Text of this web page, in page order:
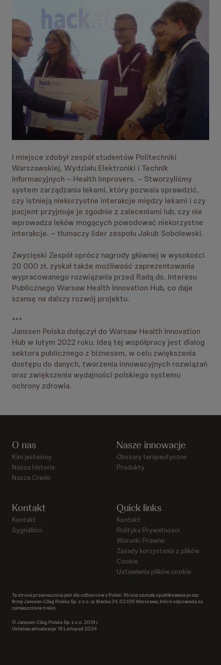
I miejsce zdobył zespół studentów Politechniki
Warszawskiej, Wydziału Elektroniki i Technik
Informacyjnych – Health Improvers. – Stworzyliśmy
system zarządzania lekami, który pozwala sprawdzić,
czy istnieją niekorzystne interakcje między lekami i czy
pacjent przyjmuje je zgodnie z zaleceniami lub, czy nie
wprowadza leków mogących powodować niekorzystne
interakcje. – tłumaczy lider zespołu Jakub Sobolewski.
Zwycięski Zespół oprócz nagrody głównej w wysokości
20 000 zł, zyskał także możliwość zaprezentowania
wypracowanego rozwiązania przed Radą ds. Interesu
Publicznego Warsaw Health Innovation Hub, co daje
szansę na dalszy rozwój projektu.
***
Janssen Polska dołączył do Warsaw Health Innovation
Hub w lutym 2022 roku. Ideą tej współpracy jest dialog
sektora publicznego z biznesem, w celu zwiększenia
dostępu do danych, tworzenia innowacyjnych rozwiązań
oraz zwiększenia wydajności polskiego systemu
ochrony zdrowia.
O nas
Kim jesteśmy
Nasza historia
Nasze Credo
Nasze innowacje
Obszary terapeutyczne
Produkty
Kontakt
Kontakt
Sygnaliści
Quick links
Kontakt
Polityka Prywatności
Warunki Prawne
Zasady korzystania z plików
Cookie
Ustawienia plików cookie
Ta strona przeznaczona jest dla odbiorców z Polski. Strona została opublikowana przez
firmę Janssen-Cilag Polska Sp. z o.o. ul. Iłżecka 24, 02-135 Warszawa, która odpowiada za
zamieszczone treści.
© Janssen-Cilag Polska Sp. z o.o. 2019 r.
Ostatnia aktualizacja: 19 Listopad 2024